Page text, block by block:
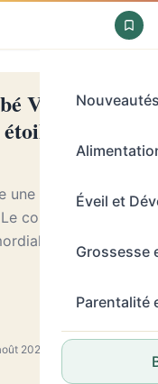
Éveil et
Grossesse
Parentalité
Vertbaudet :
pour
une révolution des
confort nocturne
visant à
quiétu...
2026)